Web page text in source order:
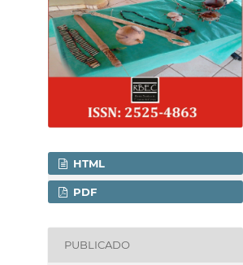
HTML
PDF
PUBLICADO